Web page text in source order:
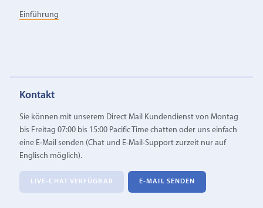
Einführung
Kontakt
Sie können mit unserem Direct Mail Kundendienst von Montag
bis Freitag 07:00 bis 15:00 Pacific Time chatten oder uns einfach
eine E‑Mail senden (Chat und E-Mail-Support zurzeit nur auf
Englisch möglich).
LIVE-CHAT VERFÜGBAR E‑MAIL SENDEN